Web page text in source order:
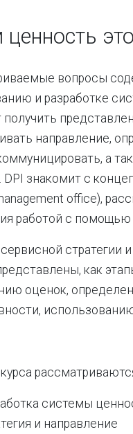
вопросы
и разработке
получить
направление,
а
DPI знакомит с
office),
работой с помощью
стратегии
как
оценок,
курса
системы
и направление